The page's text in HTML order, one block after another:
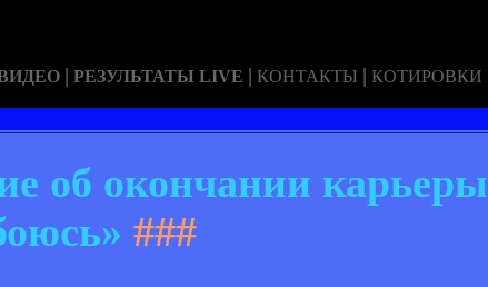
| РЕЗУЛЬТАТЫ LIVE | КОНТАКТЫ | КОТИРОВКИ
окончании карьеры
###